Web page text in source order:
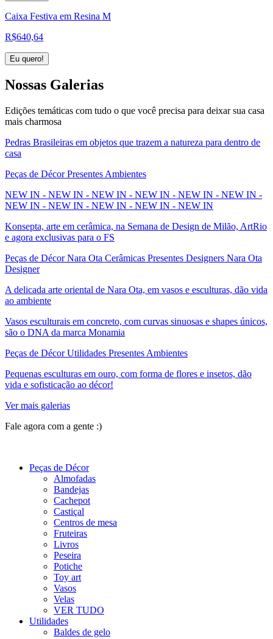
Caixa Festiva em Resina M
R$640,64
Eu quero!
Nossas Galerias
Edições temáticas com tudo o que você precisa para deixar sua casa
mais charmosa
Pedras Brasileiras em objetos que trazem a natureza para dentro de
casa
Peças de Décor Presentes Ambientes
NEW IN - NEW IN - NEW IN - NEW IN - NEW IN - NEW IN -
NEW IN - NEW IN - NEW IN - NEW IN - NEW IN
Konsepta, arte em cerâmica, na Semana de Design de Milão, ArtRio
e agora exclusivas para o FS
Peças de Décor Nara Ota Cerâmicas Presentes Designers Nara Ota
Designer
A delicada arte oriental de Nara Ota, em vasos e esculturas, dão vida
ao ambiente
Vasos esculturais em concreto, com curvas sinuosas e shapes únicos,
são o DNA da marca Monamia
Peças de Décor Utilidades Presentes Ambientes
Pequenas esculturas em ouro, com forma de flores e insetos, dão
vida e sofisticação ao décor!
Ver mais galerias
Fale agora com a gente :)
Peças de Décor
Almofadas
Bandejas
Cachepot
Castiçal
Centros de mesa
Fruteiras
Livros
Peseira
Potiche
Toy art
Vasos
Velas
VER TUDO
Utilidades
Baldes de gelo